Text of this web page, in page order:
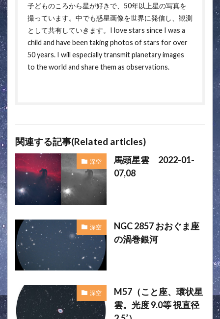
子どものころから星が好きで、50年以上星の写真を
撮っています。中でも惑星画像を世界に発信し、観測
として共有していきます。I love stars since I was a
child and have been taking photos of stars for over
50 years. I will especially transmit planetary images
to the world and share them as observations.
関連する記事(Related articles)
深空
馬頭星雲 2022-01-
07,08
深空
NGC 2857 おおぐま座
の渦巻銀河
深空
M57（こと座、環状星
雲。光度 9.0等 視直径